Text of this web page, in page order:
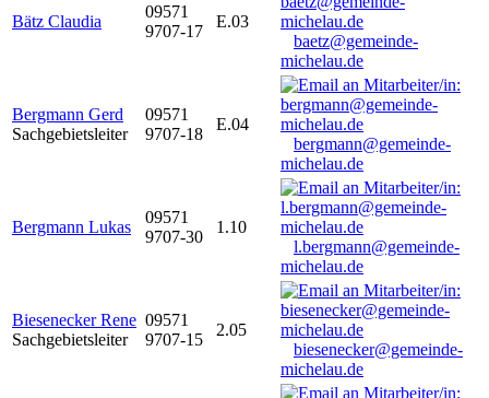
Bätz Claudia
09571
9707-17
E.03
baetz@gemeinde-
michelau.de
Bergmann Gerd
Sachgebietsleiter
09571
9707-18
E.04
bergmann@gemeinde-
michelau.de
Bergmann Lukas
09571
9707-30
1.10
l.bergmann@gemeinde-
michelau.de
Biesenecker Rene
Sachgebietsleiter
09571
9707-15
2.05
biesenecker@gemeinde-
michelau.de